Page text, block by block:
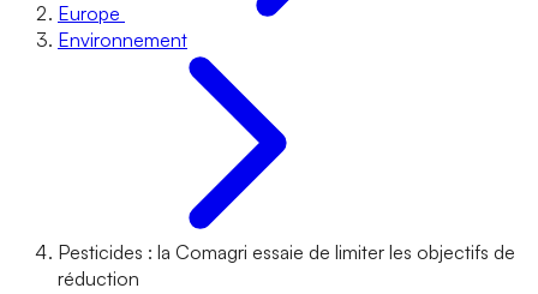
Europe
Environnement
Pesticides : la Comagri essaie de limiter les objectifs de
réduction